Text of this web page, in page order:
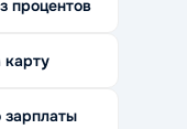
процентов
карту
зарплаты